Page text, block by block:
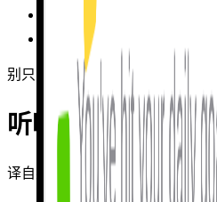
课后就忘了你
压力很大
别只听我说
听听真正 使用我的
译自英文